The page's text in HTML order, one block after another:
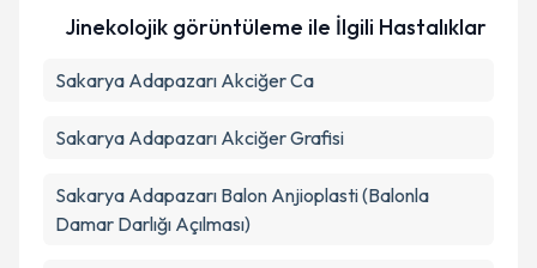
Jinekolojik görüntüleme ile İlgili Hastalıklar
Sakarya Adapazarı Akciğer Ca
Sakarya Adapazarı Akciğer Grafisi
Sakarya Adapazarı Balon Anjioplasti (Balonla
Damar Darlığı Açılması)